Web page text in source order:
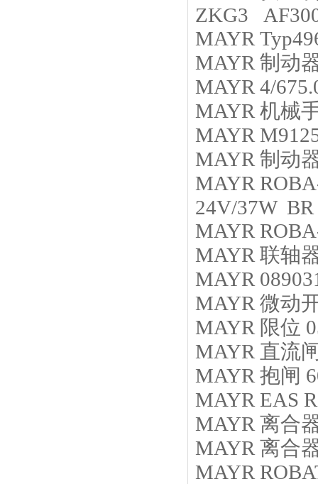
ZKG3
MAYR
MAYR 制动
MAYR 4/
MAYR 机械
MAYR
MAYR 制动
MAYR
24V/37W
MAYR
MAYR 联轴
MAYR
MAYR 微动
MAYR 限位
MAYR 直流
MAYR 抱闸
MAYR EAS
MAYR 离合
MAYR 离合
MAYR